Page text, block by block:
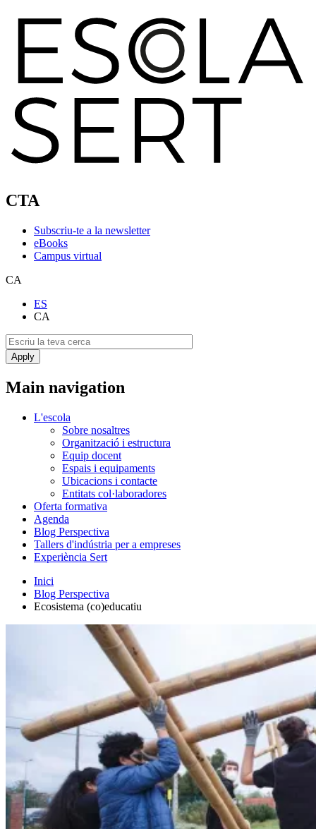
CTA
Subscriu-te a la newsletter
eBooks
Campus virtual
CA
ES
CA
Main navigation
L'escola
Sobre nosaltres
Organització i estructura
Equip docent
Espais i equipaments
Ubicacions i contacte
Entitats col·laboradores
Oferta formativa
Agenda
Blog Perspectiva
Tallers d'indústria per a empreses
Experiència Sert
Inici
Blog Perspectiva
Ecosistema (co)educatiu